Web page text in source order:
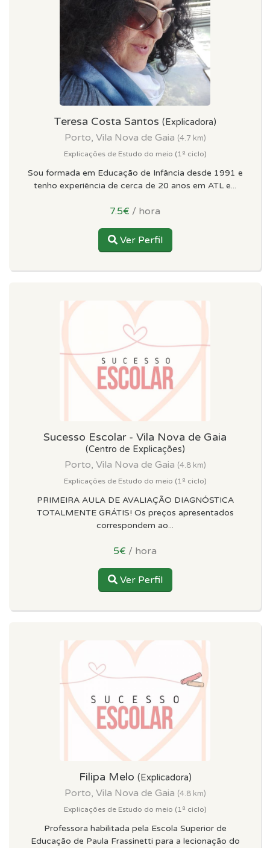
Teresa Costa Santos (Explicadora)
Porto, Vila Nova de Gaia (4.7 km)
Explicações de Estudo do meio (1º ciclo)
Sou formada em Educação de Infância desde 1991 e
tenho experiência de cerca de 20 anos em ATL e...
7.5€ / hora
Ver Perfil
Sucesso Escolar - Vila Nova de Gaia
(Centro de Explicações)
Porto, Vila Nova de Gaia (4.8 km)
Explicações de Estudo do meio (1º ciclo)
PRIMEIRA AULA DE AVALIAÇÃO DIAGNÓSTICA
TOTALMENTE GRÁTIS! Os preços apresentados
correspondem ao...
5€ / hora
Ver Perfil
Filipa Melo (Explicadora)
Porto, Vila Nova de Gaia (4.8 km)
Explicações de Estudo do meio (1º ciclo)
Professora habilitada pela Escola Superior de
Educação de Paula Frassinetti para a lecionação do